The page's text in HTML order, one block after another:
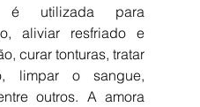
é utilizada para
aliviar resfriado e
curar tonturas, tratar
limpar o sangue,
outros. A amora